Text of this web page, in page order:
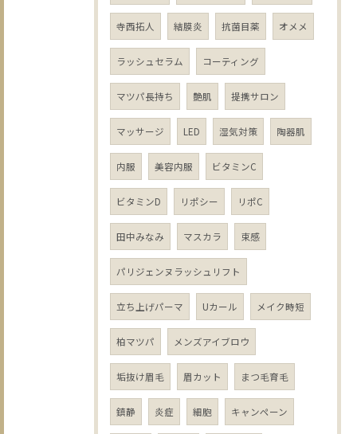
寺西拓人 結膜炎 抗菌目薬 オメメ
ラッシュセラム コーティング
マツパ長持ち 艶肌 提携サロン
マッサージ LED 湿気対策 陶器肌
内服 美容内服 ビタミンC
ビタミンD リポシー リポC
田中みなみ マスカラ 束感
パリジェンヌラッシュリフト
立ち上げパーマ Uカール メイク時短
柏マツパ メンズアイブロウ
垢抜け眉毛 眉カット まつ毛育毛
鎮静 炎症 細胞 キャンペーン